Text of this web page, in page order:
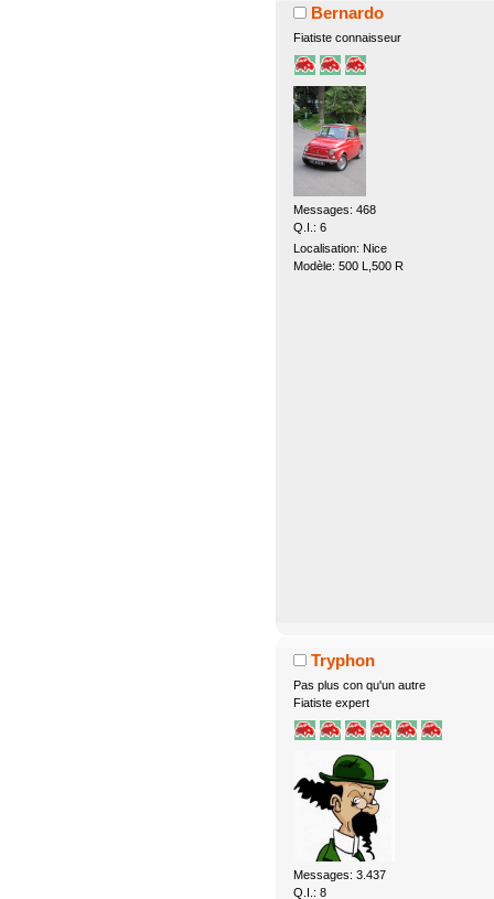
Bernardo
Fiatiste connaisseur
Messages: 468
Q.I.: 6
Localisation: Nice
Modèle: 500 L,500 R
Tryphon
Pas plus con qu'un autre
Fiatiste expert
Messages: 3.437
Q.I.: 8